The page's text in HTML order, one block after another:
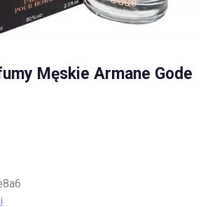
Męskie Armane Gode